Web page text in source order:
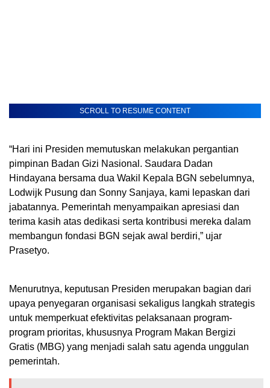
SCROLL TO RESUME CONTENT
“Hari ini Presiden memutuskan melakukan pergantian
pimpinan Badan Gizi Nasional. Saudara Dadan
Hindayana bersama dua Wakil Kepala BGN sebelumnya,
Lodwijk Pusung dan Sonny Sanjaya, kami lepaskan dari
jabatannya. Pemerintah menyampaikan apresiasi dan
terima kasih atas dedikasi serta kontribusi mereka dalam
membangun fondasi BGN sejak awal berdiri,” ujar
Prasetyo.
Menurutnya, keputusan Presiden merupakan bagian dari
upaya penyegaran organisasi sekaligus langkah strategis
untuk memperkuat efektivitas pelaksanaan program-
program prioritas, khususnya Program Makan Bergizi
Gratis (MBG) yang menjadi salah satu agenda unggulan
pemerintah.